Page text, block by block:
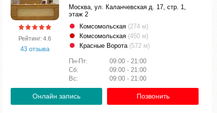
Рейтинг: 4.6
43 отзыва
Москва, ул. Каланчевская д. 17, стр. 1,
этаж 2
Комсомольская (274 м)
Комсомольская (450 м)
Красные Ворота (572 м)
Пн-Пт:
09:00 - 21:00
Сб:
09:00 - 21:00
Вс:
09:00 - 21:00
Онлайн запись Позвонить